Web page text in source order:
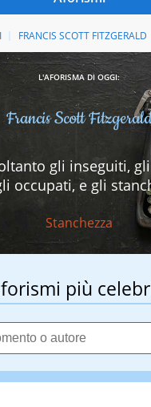
FRANCIS SCOTT FITZGERALD
L'AFORISMA DI OGGI:
Francis Scott
gli inseguiti,
occupati, e gli
Stanchezza
più